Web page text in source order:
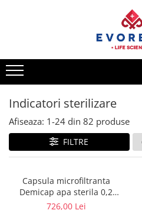
Nebulizatoare
Concentratoare oxigen
Senzori SpO2
Pulsoximetre
Capnometre
Lampi operatie
Negatoscoape
Termometre
Higrometre
Indicatori sterilizare
Afiseaza: 1-24 din 82 produse
FILTRE
Capsula microfiltranta
Demicap apa sterila 0,2
microni 60 cicluri cu gat gros
726,00 Lei